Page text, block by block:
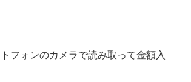
フォンのカメラで読み取って金額入